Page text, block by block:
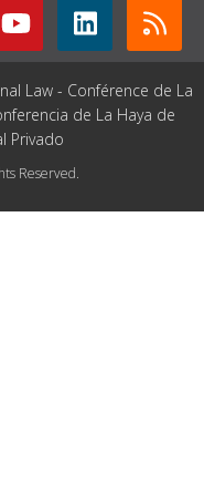
Law - Conférence de La
de La Haya de
Privado
Reserved.